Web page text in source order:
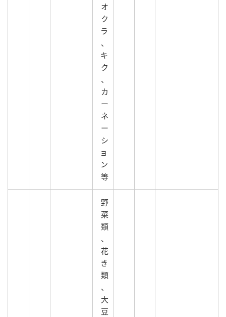
オ
ク
ラ
、
キ
ク
、
カ
ー
ネ
ー
シ
ョ
ン
等
野
菜
類
、
花
き
類
、
大
豆